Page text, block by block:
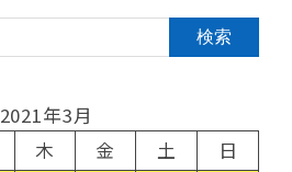
2021年3月
木 金 土
日